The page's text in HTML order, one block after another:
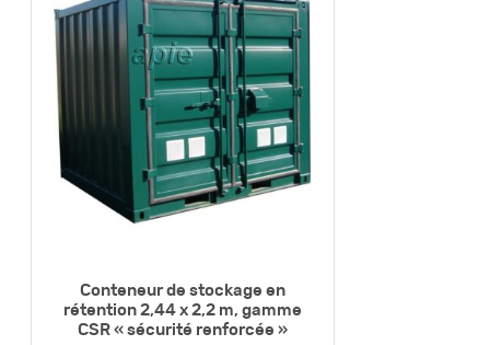
Conteneur de stockage en
rétention 2,44 x 2,2 m, gamme
CSR « sécurité renforcée »